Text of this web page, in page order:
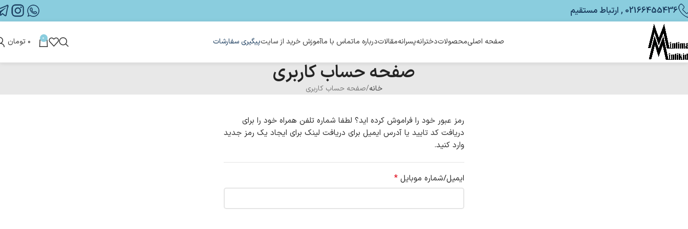
02166455436 , ارتباط مستقیم
صفحه اصلیمحصولاتدخترانهپسرانهمقالاتدرباره ماتماس با ماآموزش خرید از سایتپیگیری سفارشات 0 ۰ تومان
صفحه حساب کاربری
خانه صفحه حساب کاربری
رمز عبور خود را فراموش کرده اید؟ لطفا شماره تلفن همراه خود را برای
دریافت کد تایید یا آدرس ایمیل برای دریافت لینک برای ایجاد یک رمز جدید
وارد کنید.
ایمیل/شماره موبایل *